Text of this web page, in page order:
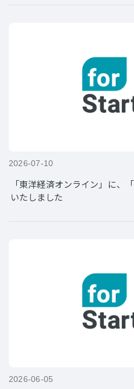
2026-07-10
「東洋経済オンライン」に、
いたしました
2026-06-05